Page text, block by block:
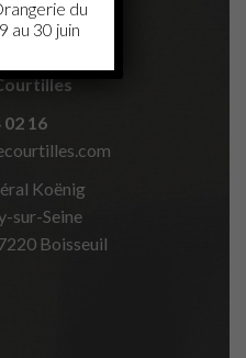
contact
02 16
Koënig
sur-Seine
Boisseuil
du
au 30 juin